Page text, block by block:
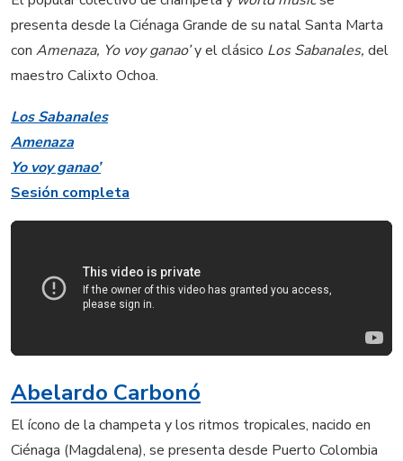
presenta desde la Ciénaga Grande de su natal Santa Marta
con Amenaza, Yo voy ganao’y el clásico Los Sabanales, del
maestro Calixto Ochoa.
Los Sabanales
Amenaza
Yo voy ganao’
Sesión completa
Abelardo Carbonó
El ícono de la champeta y los ritmos tropicales, nacido en
Ciénaga (Magdalena), se presenta desde Puerto Colombia